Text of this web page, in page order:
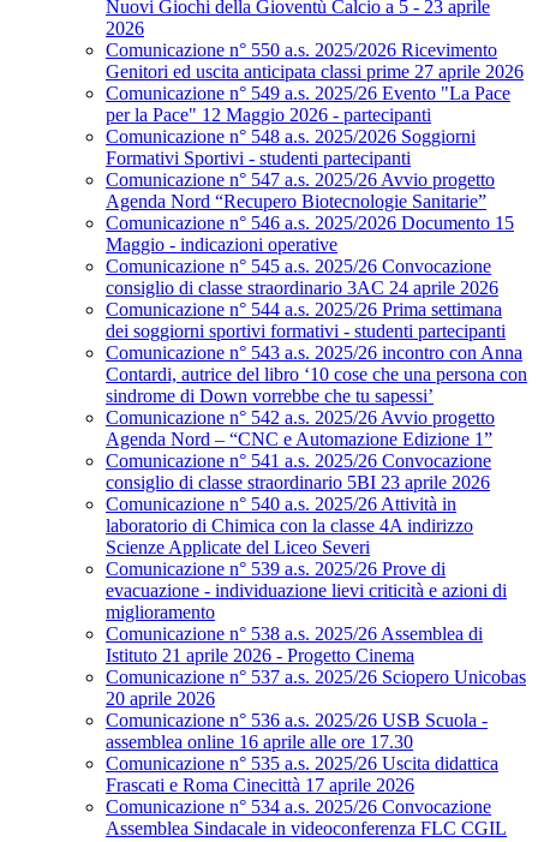
Nuovi Giochi della Gioventù Calcio a 5 - 23 aprile
2026
Comunicazione n° 550 a.s. 2025/2026 Ricevimento
Genitori ed uscita anticipata classi prime 27 aprile 2026
Comunicazione n° 549 a.s. 2025/26 Evento "La Pace
per la Pace" 12 Maggio 2026 - partecipanti
Comunicazione n° 548 a.s. 2025/2026 Soggiorni
Formativi Sportivi - studenti partecipanti
Comunicazione n° 547 a.s. 2025/26 Avvio progetto
Agenda Nord “Recupero Biotecnologie Sanitarie”
Comunicazione n° 546 a.s. 2025/2026 Documento 15
Maggio - indicazioni operative
Comunicazione n° 545 a.s. 2025/26 Convocazione
consiglio di classe straordinario 3AC 24 aprile 2026
Comunicazione n° 544 a.s. 2025/26 Prima settimana
dei soggiorni sportivi formativi - studenti partecipanti
Comunicazione n° 543 a.s. 2025/26 incontro con Anna
Contardi, autrice del libro ‘10 cose che una persona con
sindrome di Down vorrebbe che tu sapessi’
Comunicazione n° 542 a.s. 2025/26 Avvio progetto
Agenda Nord – “CNC e Automazione Edizione 1”
Comunicazione n° 541 a.s. 2025/26 Convocazione
consiglio di classe straordinario 5BI 23 aprile 2026
Comunicazione n° 540 a.s. 2025/26 Attività in
laboratorio di Chimica con la classe 4A indirizzo
Scienze Applicate del Liceo Severi
Comunicazione n° 539 a.s. 2025/26 Prove di
evacuazione - individuazione lievi criticità e azioni di
miglioramento
Comunicazione n° 538 a.s. 2025/26 Assemblea di
Istituto 21 aprile 2026 - Progetto Cinema
Comunicazione n° 537 a.s. 2025/26 Sciopero Unicobas
20 aprile 2026
Comunicazione n° 536 a.s. 2025/26 USB Scuola -
assemblea online 16 aprile alle ore 17.30
Comunicazione n° 535 a.s. 2025/26 Uscita didattica
Frascati e Roma Cinecittà 17 aprile 2026
Comunicazione n° 534 a.s. 2025/26 Convocazione
Assemblea Sindacale in videoconferenza FLC CGIL